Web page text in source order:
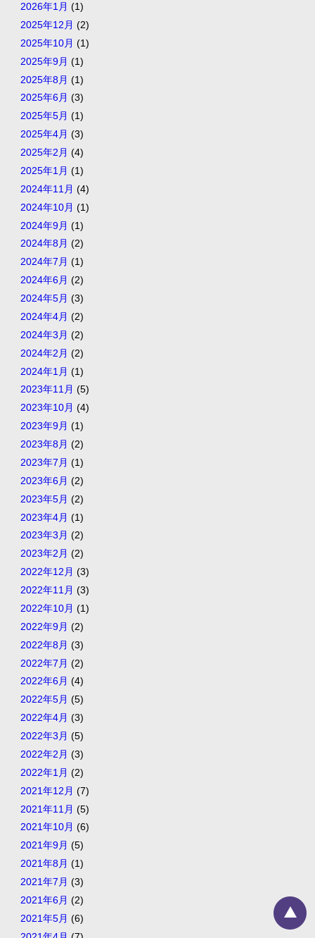
2026年1月 (1)
2025年12月 (2)
2025年10月 (1)
2025年9月 (1)
2025年8月 (1)
2025年6月 (3)
2025年5月 (1)
2025年4月 (3)
2025年2月 (4)
2025年1月 (1)
2024年11月 (4)
2024年10月 (1)
2024年9月 (1)
2024年8月 (2)
2024年7月 (1)
2024年6月 (2)
2024年5月 (3)
2024年4月 (2)
2024年3月 (2)
2024年2月 (2)
2024年1月 (1)
2023年11月 (5)
2023年10月 (4)
2023年9月 (1)
2023年8月 (2)
2023年7月 (1)
2023年6月 (2)
2023年5月 (2)
2023年4月 (1)
2023年3月 (2)
2023年2月 (2)
2022年12月 (3)
2022年11月 (3)
2022年10月 (1)
2022年9月 (2)
2022年8月 (3)
2022年7月 (2)
2022年6月 (4)
2022年5月 (5)
2022年4月 (3)
2022年3月 (5)
2022年2月 (3)
2022年1月 (2)
2021年12月 (7)
2021年11月 (5)
2021年10月 (6)
2021年9月 (5)
2021年8月 (1)
2021年7月 (3)
2021年6月 (2)
2021年5月 (6)